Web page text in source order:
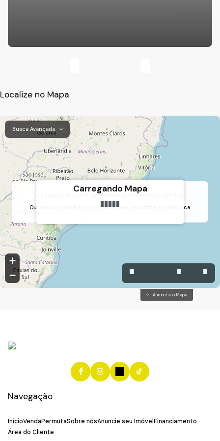
Vila Tupi, Várzea Paulista, São Paulo, Brasil
Localize no Mapa
+
−
Carregando Mapa
Os imóveis encontrados não tem sua localização definida.
Ou nenhum Imóvel foi encontrado com seus critérios de Busca.
Aumentar o Mapa
Busca Avançada
Navegação
InícioVendaPermutaSobre nósAnuncie seu Imóvel Financiamento
Área do Cliente